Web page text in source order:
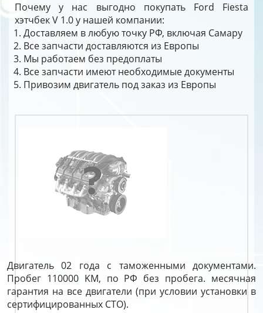
Почему у нас выгодно покупать Ford Fiesta
хэтчбек V 1.0 у нашей компании:
Доставляем в любую точку РФ, включая Самару
Все запчасти доставляются из Европы
Мы работаем без предоплаты
Все запчасти имеют необходимые документы
Привозим двигатель под заказ из Европы
Двигатель 02 года с таможенными документами.
Пробег 110000 KM, по РФ без пробега. месячная
гарантия на все двигатели (при условии установки в
сертифицированных СТО).